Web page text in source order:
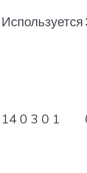
Используется
14 0 3 0 1